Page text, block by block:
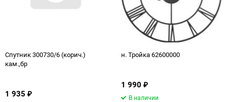
Спутник 300730/6 (корич.)
кам.,бр
1 935 ₽
н. Тройка 62600000
1 990 ₽
В наличии